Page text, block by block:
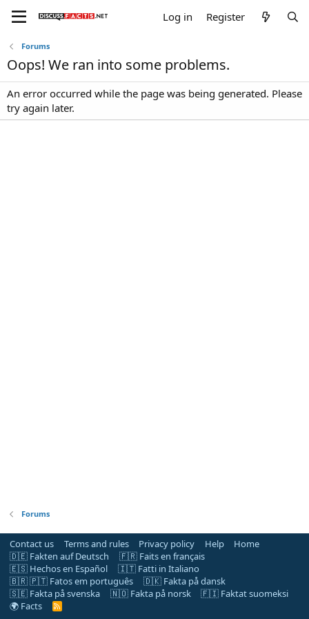
Log in Register
Forums
Oops! We ran into some problems.
An error occurred while the page was being generated. Please
try again later.
Forums
Contact us Terms and rules Privacy policy Help
Home
🇩🇪 Fakten auf Deutsch
🇫🇷 Faits en français
🇪🇸 Hechos en Español
🇮🇹 Fatti in Italiano
🇧🇷 🇵🇹 Fatos em português
🇩🇰 Fakta på dansk
🇸🇪 Fakta på svenska
🇳🇴 Fakta på norsk
🇫🇮 Faktat suomeksi
🌍 Facts
R